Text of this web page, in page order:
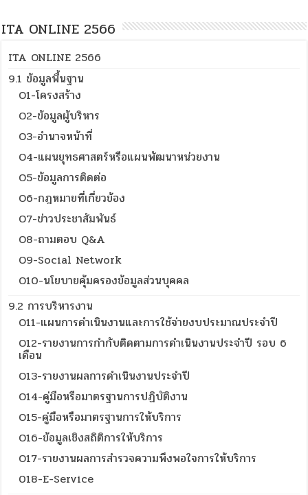
ITA ONLINE 2566
ITA ONLINE 2566
9.1 ข้อมูลพื้นฐาน
O1-โครงสร้าง
O2-ข้อมูลผู้บริหาร
O3-อำนาจหน้าที่
O4-แผนยุทธศาสตร์หรือแผนพัฒนาหน่วยงาน
O5-ข้อมูลการติดต่อ
O6-กฎหมายที่เกี่ยวข้อง
O7-ข่าวประชาสัมพันธ์
O8-ถามตอบ Q&A
O9-Social Network
O10-นโยบายคุ้มครองข้อมูลส่วนบุคคล
9.2 การบริหารงาน
O11-แผนการดำเนินงานและการใช้จ่ายงบประมาณประจำปี
O12-รายงานการกำกับติดตามการดำเนินงานประจำปี รอบ 6
เดือน
O13-รายงานผลการดำเนินงานประจำปี
O14-คู่มือหรือมาตรฐานการปฏิบัติงาน
O15-คู่มือหรือมาตรฐานการให้บริการ
O16-ข้อมูลเชิงสถิติการให้บริการ
O17-รายงานผลการสำรวจความพึงพอใจการให้บริการ
018-E-Service